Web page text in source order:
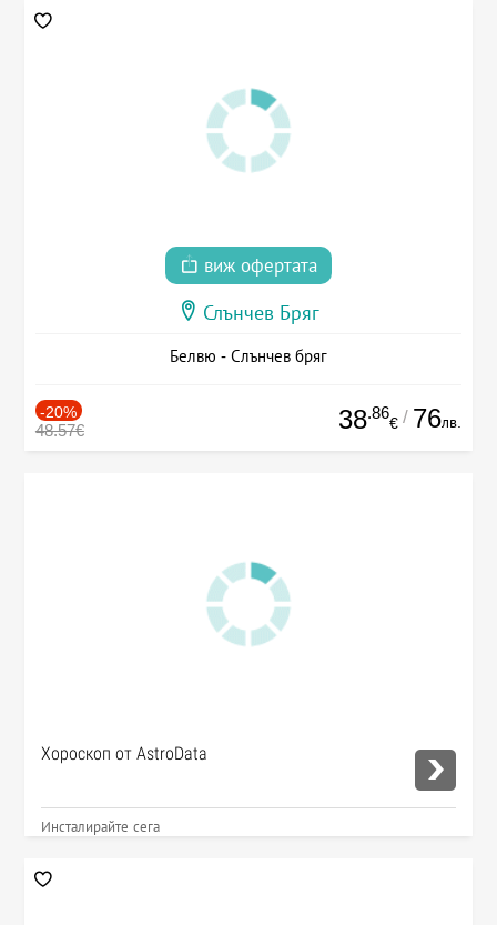
виж офертата
Слънчев Бряг
Белвю - Слънчев бряг
-20%
48.57€ 38.86
€ / 76лв.
Хороскоп от AstroData
Инсталирайте сега